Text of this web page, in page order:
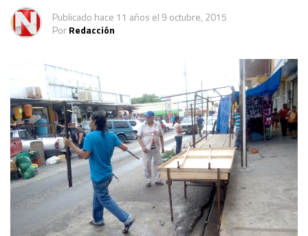
Publicado hace 11 años el 9 octubre, 2015
PorRedacción